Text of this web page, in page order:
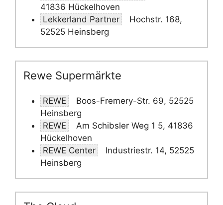
41836 Hückelhoven
Lekkerland Partner
Hochstr. 168,
52525 Heinsberg
Rewe Supermärkte
REWE
Boos-Fremery-Str. 69, 52525
Heinsberg
REWE
Am Schibsler Weg 1 5, 41836
Hückelhoven
REWE Center
Industriestr. 14, 52525
Heinsberg